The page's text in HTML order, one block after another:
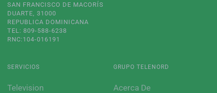
SAN FRANCISCO DE MACORÍS
DUARTE, 31000
REPUBLICA DOMINICANA
TEL: 809-588-6238
RNC:104-016191
SERVICIOS
Television
GRUPO TELENORD
Acerca De